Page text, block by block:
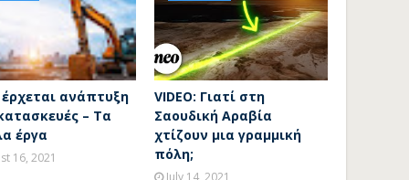
έρχεται ανάπτυξη
– Τα
έργα
16, 2021
VIDEO: Γιατί στη
Σαουδική Αραβία
χτίζουν μια γραμμική
πόλη;
July 14, 2021